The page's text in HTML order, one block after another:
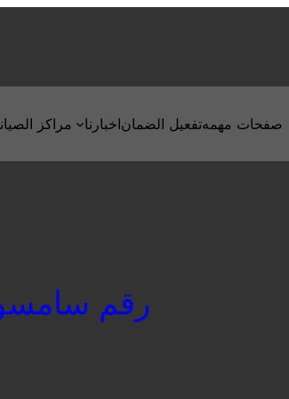
مراكز اخبارناتفعيل الضمانصفحات مهمه
رقم سامسونج